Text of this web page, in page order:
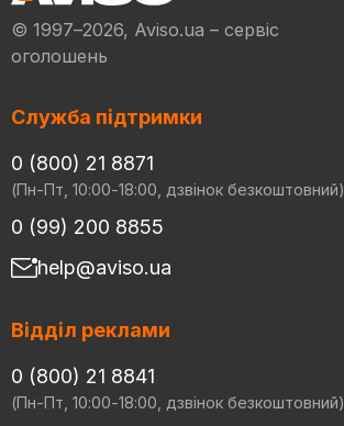
© 1997–2026, Aviso.ua – сервіс
оголошень
Служба підтримки
0 (800) 21 8871
(Пн-Пт, 10:00-18:00, дзвінок безкоштовний)
0 (99) 200 8855
help@aviso.ua
Відділ реклами
0 (800) 21 8841
(Пн-Пт, 10:00-18:00, дзвінок безкоштовний)